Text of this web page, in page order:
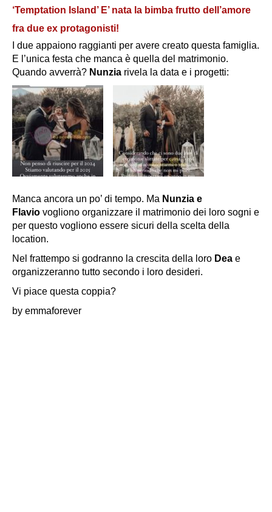
‘Temptation Island’ E’ nata la bimba frutto dell’amore
fra due ex protagonisti!
I due appaiono raggianti per avere creato questa famiglia.
E l’unica festa che manca è quella del matrimonio.
Quando avverrà? Nunzia rivela la data e i progetti:
Manca ancora un po’ di tempo. Ma Nunzia e
Flavio vogliono organizzare il matrimonio dei loro sogni e
per questo vogliono essere sicuri della scelta della
location.
Nel frattempo si godranno la crescita della loro Dea e
organizzeranno tutto secondo i loro desideri.
Vi piace questa coppia?
by emmaforever